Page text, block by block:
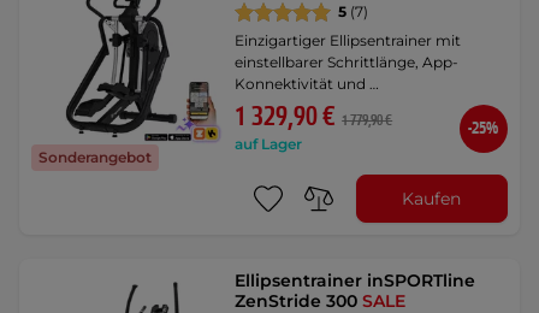
Sonderangebot
5 (7)
Einzigartiger Ellipsentrainer mit
einstellbarer Schrittlänge, App-
Konnektivität und …
1 329,90 € 1 779,90 €
auf Lager
-25%
Kaufen
Ellipsentrainer inSPORTline
ZenStride 300SALE